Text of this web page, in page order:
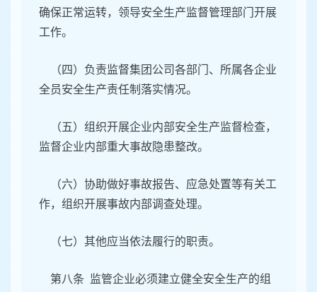
确保正常运转，领导安全生产监督管理部门开展
工作。
（四）负责监督集团公司各部门、所属各企业
全员安全生产责任制落实情况。
（五）组织开展企业内部安全生产监督检查，
监督企业内部重大事故隐患整改。
（六）协助做好事故报告、应急处置等有关工
作，组织开展事故内部调查处理。
（七）其他应当依法履行的职责。
第八条 监管企业必须建立健全安全生产的组